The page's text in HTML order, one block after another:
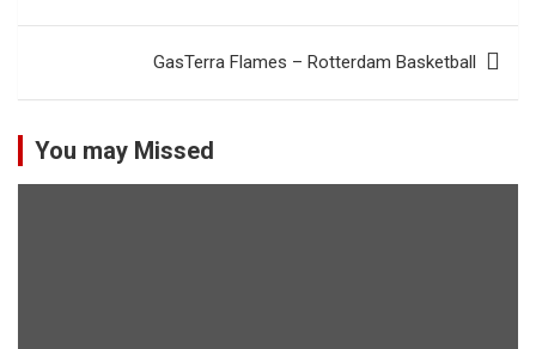
GasTerra Flames – Rotterdam Basketball
You may Missed